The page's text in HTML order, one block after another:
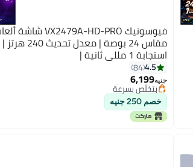
مقاس 24 بوصة | معدل
استجابة 1 مللي ثانية |
4.5
84
جنيه6,199
#6 في ملحقات الشاشة
توصيل مجاني
بتخلّص بسرعة
تم بيع +40 مؤخرًا
#6 في ملحقات الشاشة
خصم 250 جنيه